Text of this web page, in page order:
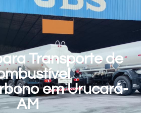
Transporte de
em Urucará-
AM